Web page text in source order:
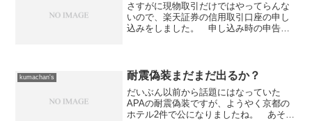
さすがに現物取引だけではやってらんな
いので、楽天証券の信用取引口座の申し
込みをしました。 申し込み時の申告的
うか、会社員ではダメなのに...
kumachan's 耐震偽装まだまだ出るか？
だいぶん以前から話題にはなっていた
APAの耐震偽装ですが、ようやく京都の
ホテル2件で公になりましたね。 あそこ